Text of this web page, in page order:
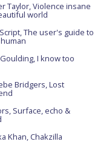
Taylor, Violence insane
world
The user's guide to
I know too
Bridgers, Lost
Surface, echo &
Khan, Chakzilla